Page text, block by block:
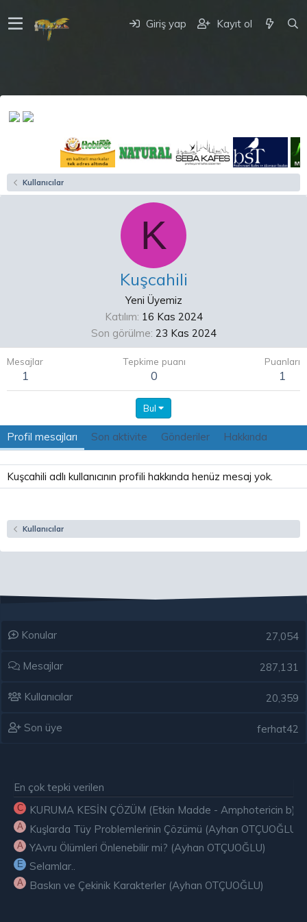
Giriş yap Kayıt ol
Kullanıcılar
K
Kuşcahili
Yeni Üyemiz
Katılım 16 Kas 2024
Son görülme 23 Kas 2024
Mesajlar
1
Tepkime puanı
0
Puanları
1
Bul
Profil mesajları Son aktivite Gönderiler Hakkında
Kuşcahili adlı kullanıcının profili hakkında henüz mesaj yok.
Kullanıcılar
Konular 27,054
Mesajlar 287,131
Kullanıcılar 20,359
Son üye ferhat42
En çok tepki verilen
C KURUMA KESİN ÇÖZÜM (Etkin Madde - Amphotericin b)
A Kuşlarda Tüy Problemlerinin Çözümü (Ayhan OTÇUOĞLU)
A YAvru Ölümleri Önlenebilir mi? (Ayhan OTÇUOĞLU)
E Selamlar..
A Baskın ve Çekinik Karakterler (Ayhan OTÇUOĞLU)